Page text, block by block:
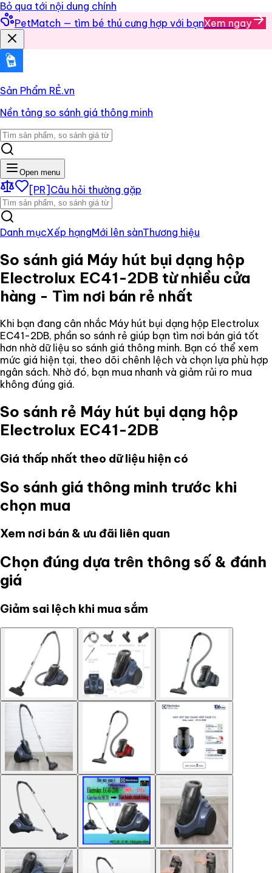
Bỏ qua tới nội dung chính
PetMatch — tìm bé thú cưng hợp với bạnXem ngay
Sản Phẩm RẺ.vn
Nền tảng so sánh giá thông minh
Open menu
[PR] Câu hỏi thường gặp
Danh mụcXếp hạngMới lên sànThương hiệu
So sánh giá Máy hút bụi dạng hộp
Electrolux EC41-2DB từ nhiều cửa
hàng - Tìm nơi bán rẻ nhất
Khi bạn đang cân nhắc Máy hút bụi dạng hộp Electrolux
EC41-2DB, phần so sánh rẻ giúp bạn tìm nơi bán giá tốt
hơn nhờ dữ liệu so sánh giá thông minh. Bạn có thể xem
mức giá hiện tại, theo dõi chênh lệch và chọn lựa phù hợp
ngân sách. Nhờ đó, bạn mua nhanh và giảm rủi ro mua
không đúng giá.
So sánh rẻ Máy hút bụi dạng hộp
Electrolux EC41-2DB
Giá thấp nhất theo dữ liệu hiện có
So sánh giá thông minh trước khi
chọn mua
Xem nơi bán & ưu đãi liên quan
Chọn đúng dựa trên thông số & đánh
giá
Giảm sai lệch khi mua sắm